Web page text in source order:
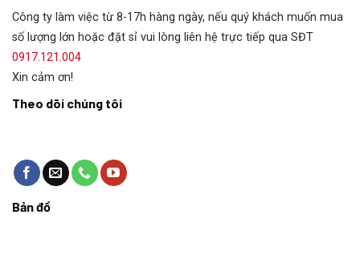
Công ty làm việc từ 8-17h hàng ngày, nếu quý khách muốn mua
số lượng lớn hoặc đặt sỉ vui lòng liên hệ trực tiếp qua SĐT
0917.121.004
Xin cảm ơn!
Theo dõi chúng tôi
Bản đồ